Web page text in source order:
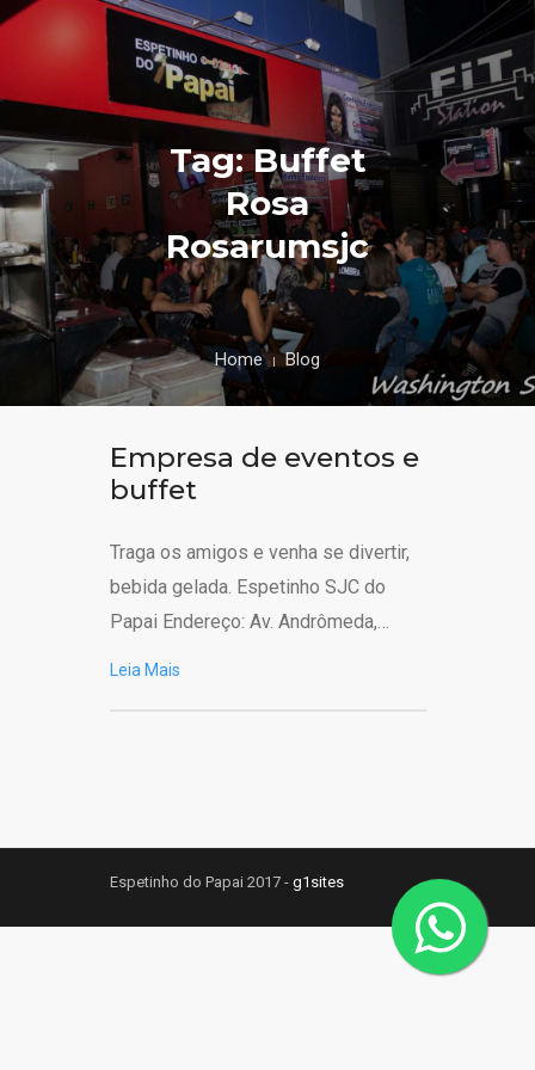
Tag: Buffet
Rosa
Rosarumsjc
Home Blog
Empresa de eventos e
buffet
Traga os amigos e venha se divertir,
bebida gelada. Espetinho SJC do
Papai Endereço: Av. Andrômeda,…
Leia Mais
Espetinho do Papai 2017 - g1sites